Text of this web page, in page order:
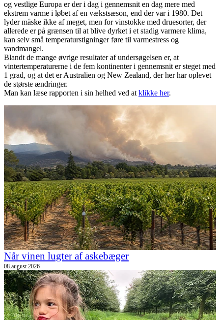
og vestlige Europa er der i dag i gennemsnit en dag mere med
ekstrem varme i løbet af en vækstsæson, end der var i 1980. Det
lyder måske ikke af meget, men for vinstokke med druesorter, der
allerede er på grænsen til at blive dyrket i et stadig varmere klima,
kan selv små temperaturstigninger føre til varmestress og
vandmangel.
Blandt de mange øvrige resultater af undersøgelsen er, at
vintertemperaturerne i de fem kontinenter i gennemsnit er steget med
1 grad, og at det er Australien og New Zealand, der her har oplevet
de største ændringer.
Man kan læse rapporten i sin helhed ved at klikke her.
Når vinen lugter af askebæger
08.august 2026